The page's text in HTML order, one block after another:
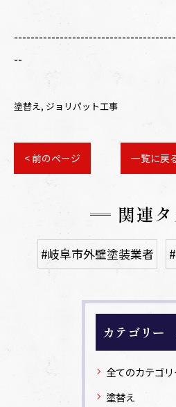
--
塗替え ジョリパット工事
< 前のページ 一覧に戻
関連
#岐阜市外壁塗装業者
カテゴリー
全てのカテゴリ
塗替え